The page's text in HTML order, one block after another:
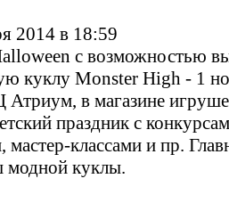
2014 в 18:59
с возможностью
куклу Monster High - 1
Атриум, в магазине
праздник с
мастер-классами и пр.
куклы.